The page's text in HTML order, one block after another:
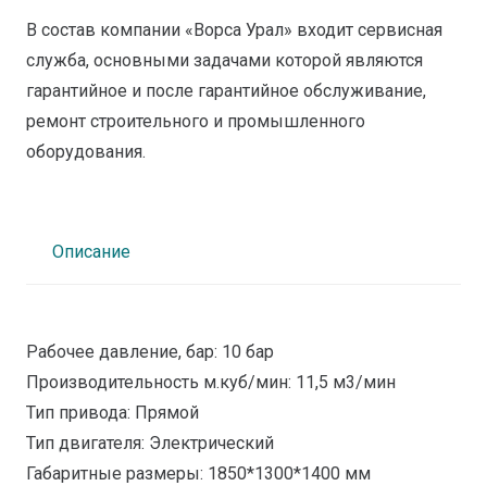
В состав компании «Ворса Урал» входит сервисная
служба, основными задачами которой являются
гарантийное и после гарантийное обслуживание,
ремонт строительного и промышленного
оборудования.
Описание
Рабочее давление, бар: 10 бар
Производительность м.куб/мин: 11,5 м3/мин
Тип привода: Прямой
Тип двигателя: Электрический
Габаритные размеры: 1850*1300*1400 мм